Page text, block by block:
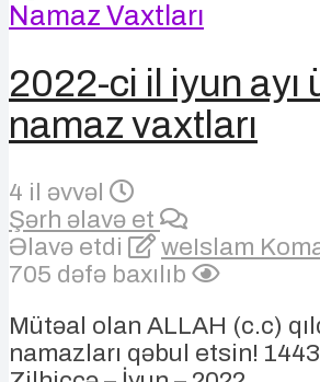
Namaz Vaxtları
2022-ci il iyun ayı
namaz vaxtları
4 il əvvəl
Şərh əlavə et
Əlavə etdi
weIslam
705 dəfə baxılıb
Mütəal olan ALLAH (c.c)
namazları qəbul etsin!